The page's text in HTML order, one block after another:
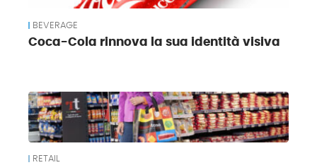
BEVERAGE
Coca-Cola rinnova la sua identità visiva
RETAIL